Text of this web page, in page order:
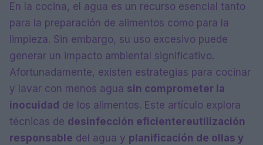
En la cocina, el agua es un recurso esencial tanto
para la preparación de alimentos como para la
limpieza. Sin embargo, su uso excesivo puede
generar un impacto ambiental significativo.
Afortunadamente, existen estrategias para cocinar
y lavar con menos agua sin comprometer la
inocuidad de los alimentos. Este artículo explora
técnicas de desinfección eficientereutilización
responsable del agua y planificación de ollas y